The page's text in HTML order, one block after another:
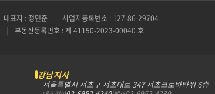
대표자 : 정민준 |
사업자등록번호 : 127-86-29704
| 부동산등록번호 : 제 41150-2023-00040 호
강남지사
서울특별시 서초구 서초대로 347 서초크로바타워 6층